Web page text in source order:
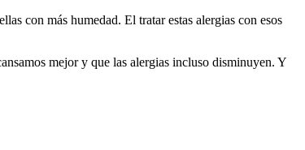
con más humedad. El tratar estas alergias con esos
mejor y que las alergias incluso disminuyen. Y